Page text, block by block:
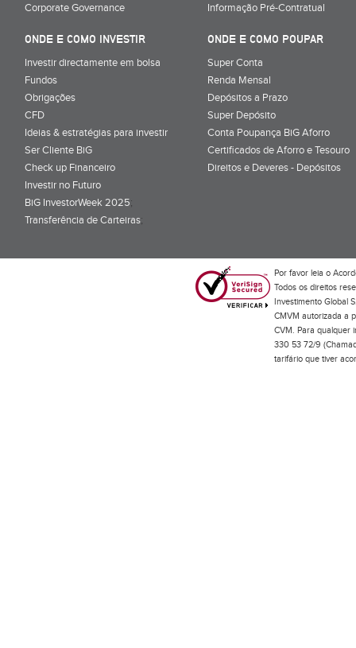
Corporate Governance
Informação Pré-Contratual
ONDE E COMO INVESTIR
Investir directamente em bolsa
Fundos
Obrigações
CFD
Ideias & estratégias para investir
Ser Cliente BiG
Check up Financeiro
Investir no Futuro
BiG InvestorWeek 2025;
Transferência de Carteiras;
ONDE E COMO POUPAR
Super Conta
Renda Mensal
Depósitos a Prazo
Super Depósito
Conta Poupança BiG Aforro
Certificados de Aforro e Tesouro
Direitos e Deveres - Depósitos
Por favor leia o
Todos os direitos
Investimento Global
CMVM autorizada a
CVM. Para qualquer
330 53 72/9
tarifário que tiver